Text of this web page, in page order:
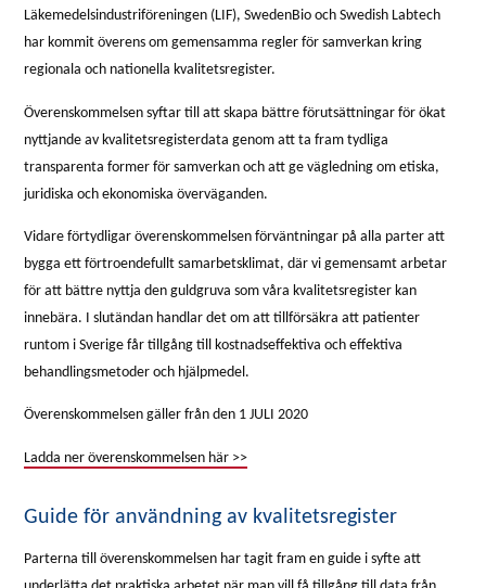
Läkemedelsindustriföreningen (LIF), SwedenBio och Swedish Labtech
har kommit överens om gemensamma regler för samverkan kring
regionala och nationella kvalitetsregister.
Överenskommelsen syftar till att skapa bättre förutsättningar för ökat
nyttjande av kvalitetsregisterdata genom att ta fram tydliga
transparenta former för samverkan och att ge vägledning om etiska,
juridiska och ekonomiska överväganden.
Vidare förtydligar överenskommelsen förväntningar på alla parter att
bygga ett förtroendefullt samarbetsklimat, där vi gemensamt arbetar
för att bättre nyttja den guldgruva som våra kvalitetsregister kan
innebära. I slutändan handlar det om att tillförsäkra att patienter
runtom i Sverige får tillgång till kostnadseffektiva och effektiva
behandlingsmetoder och hjälpmedel.
Överenskommelsen gäller från den 1 JULI 2020
Ladda ner överenskommelsen här >>
Guide för användning av kvalitetsregister
Parterna till överenskommelsen har tagit fram en guide i syfte att